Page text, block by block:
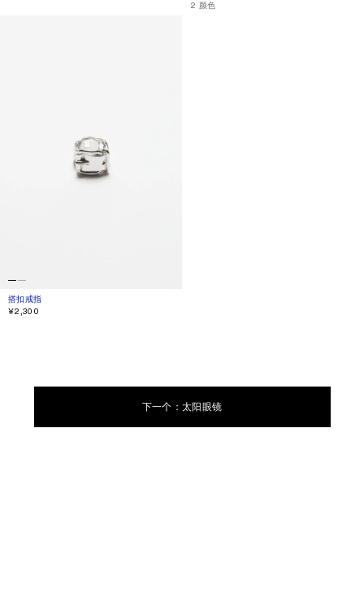
,2 颜色
搭扣戒指
当前颜色： 银色
價格：¥2,300。
¥2,300
下一个：太阳眼镜